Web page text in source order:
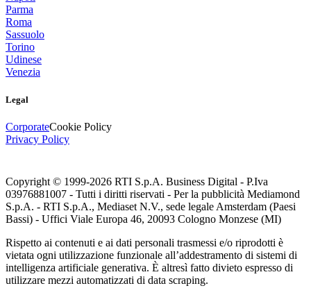
Parma
Roma
Sassuolo
Torino
Udinese
Venezia
Legal
CorporateCookie Policy
Privacy Policy
Copyright © 1999-2026 RTI S.p.A. Business Digital - P.Iva
03976881007 - Tutti i diritti riservati - Per la pubblicità Mediamond
S.p.A. - RTI S.p.A., Mediaset N.V., sede legale Amsterdam (Paesi
Bassi) - Uffici Viale Europa 46, 20093 Cologno Monzese (MI)
Rispetto ai contenuti e ai dati personali trasmessi e/o riprodotti è
vietata ogni utilizzazione funzionale all’addestramento di sistemi di
intelligenza artificiale generativa. È altresì fatto divieto espresso di
utilizzare mezzi automatizzati di data scraping.